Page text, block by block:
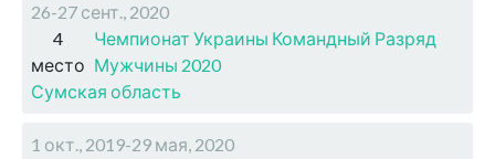
26-27 сент., 2020
4
место
Чемпионат Украины Командный Разряд
Мужчины 2020
Сумская область
1 окт., 2019-29 мая, 2020